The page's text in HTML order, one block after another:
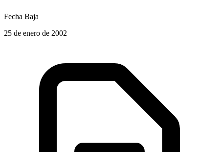
Fecha Baja
25 de enero de 2002